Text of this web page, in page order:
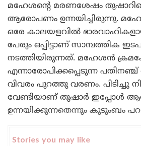
മഹേശന്റെ മരണശേഷം
ആരോപണം ഉന്നയിച്ചിരുന്നു.
ഒരേ കാലയളവിൽ
പേരും ഒപ്പിട്ടാണ് സാമ്പത്തിക
നടത്തിയിരുന്നത്. മഹേശൻ
എന്നാരോപിക്കപ്പെടുന്ന
വിവരം പുറത്തു വരണം. പിടിച്ചു
വേണ്ടിയാണ് തുഷാർ ഇപ്പോൾ
ഉന്നയിക്കുന്നതെന്നും കുടുംബം
Stories you may like